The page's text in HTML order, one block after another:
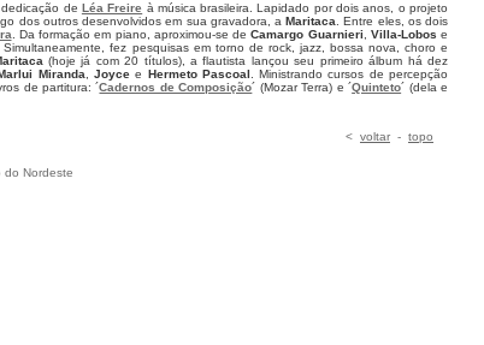
de Léa Freire à música brasileira. Lapidado por dois anos, o projeto
dos outros desenvolvidos em sua gravadora, aMaritaca
. Entre eles, os dois
. Da formação em piano, aproximou-se deCamargo Guarnieri Villa-Lobos e
. Simultaneamente, fez pesquisas em torno de rock, jazz, bossa nova, choro e
(hoje já com 20 títulos), a flautista lançou seu primeiro álbum há dez
Miranda Joycee Hermeto Pascoal . Ministrando cursos de percepção
de partitura: ´Cadernos de Composição´ (Mozar Terra) e ´Quinteto´ (dela e
< voltar - topo
do Nordeste